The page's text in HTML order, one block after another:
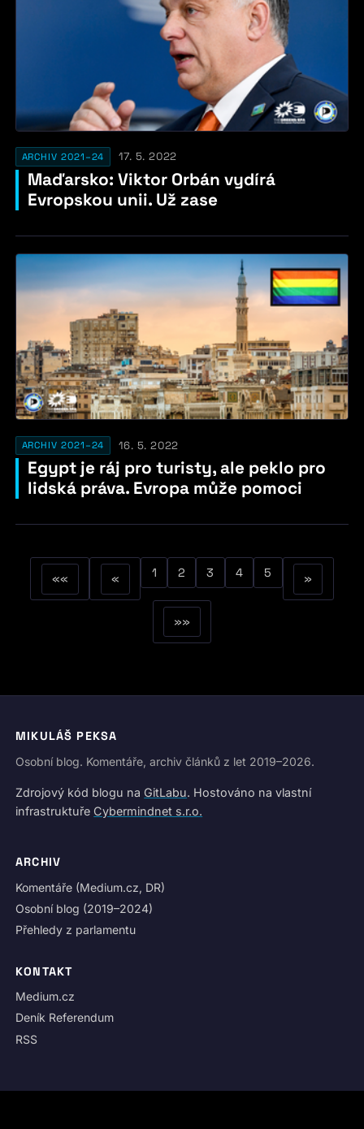
ARCHIV 2021–24 17. 5. 2022
Maďarsko: Viktor Orbán vydírá
Evropskou unii. Už zase
ARCHIV 2021–24 16. 5. 2022
Egypt je ráj pro turisty, ale peklo pro
lidská práva. Evropa může pomoci
«« « 1 2 3 4 5 »
»»
MIKULÁŠ PEKSA
Osobní blog. Komentáře, archiv článků z let 2019–2026.
Zdrojový kód blogu na GitLabu. Hostováno na vlastní
infrastruktuře Cybermindnet s.r.o.
ARCHIV
Komentáře (Medium.cz, DR)
Osobní blog (2019–2024)
Přehledy z parlamentu
KONTAKT
Medium.cz
Deník Referendum
RSS